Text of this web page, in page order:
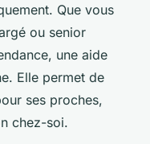
Que vous
ou senior
une aide
Elle permet de
ses proches,
chez-soi.